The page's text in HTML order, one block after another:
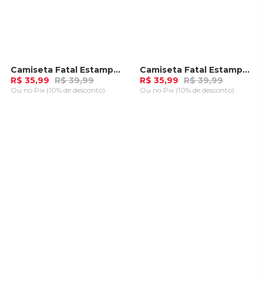
-10%
Camiseta Fatal Estampada Azul Marinho
R$ 35,99 R$ 39,99
Ou no Pix (10% de desconto)
-10%
Camiseta Fatal Estampada Branca
R$ 35,99 R$ 39,99
Ou no Pix (10% de desconto)